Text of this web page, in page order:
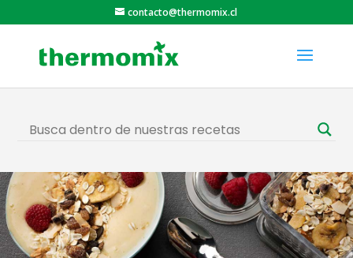
contacto@thermomix.cl